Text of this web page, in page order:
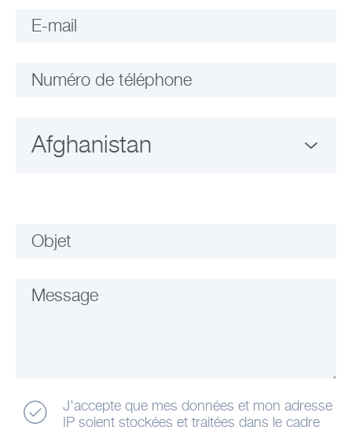
E-mail
Numéro de téléphone
Objet
Message
J'accepte que mes données et mon adresse
IP soient stockées et traitées dans le cadre